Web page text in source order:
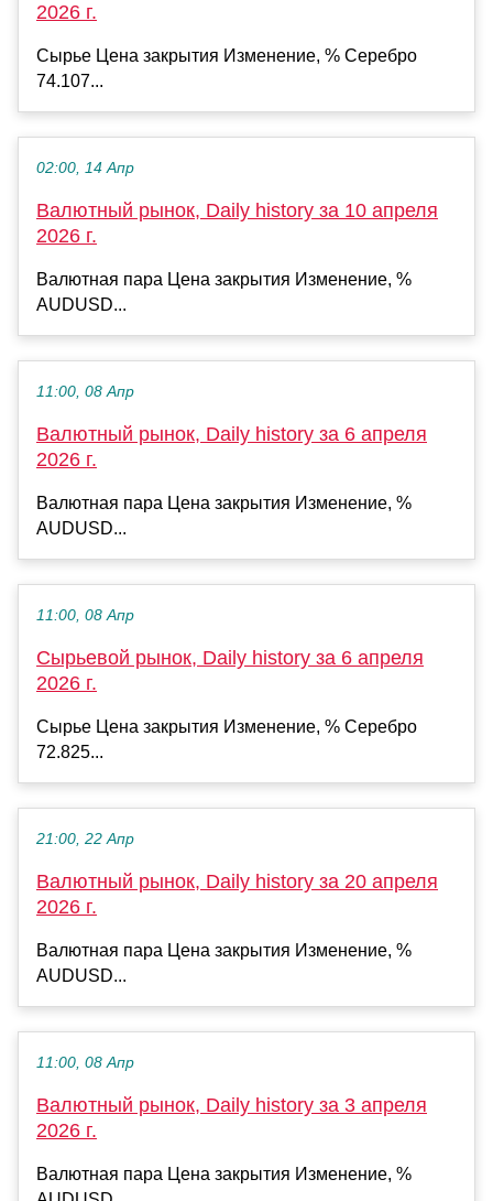
2026 г.
Сырье Цена закрытия Изменение, % Серебро
74.107...
02:00, 14 Апр
Валютный рынок, Daily history за 10 апреля
2026 г.
Валютная пара Цена закрытия Изменение, %
AUDUSD...
11:00, 08 Апр
Валютный рынок, Daily history за 6 апреля
2026 г.
Валютная пара Цена закрытия Изменение, %
AUDUSD...
11:00, 08 Апр
Сырьевой рынок, Daily history за 6 апреля
2026 г.
Сырье Цена закрытия Изменение, % Серебро
72.825...
21:00, 22 Апр
Валютный рынок, Daily history за 20 апреля
2026 г.
Валютная пара Цена закрытия Изменение, %
AUDUSD...
11:00, 08 Апр
Валютный рынок, Daily history за 3 апреля
2026 г.
Валютная пара Цена закрытия Изменение, %